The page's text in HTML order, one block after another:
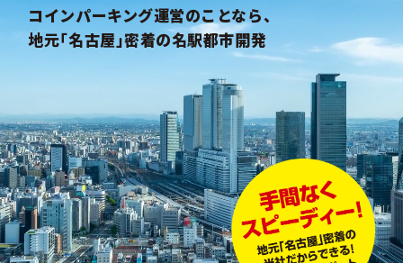
コインパーキング運営のことなら、
地元｢名古屋｣密着の名駅都市開発